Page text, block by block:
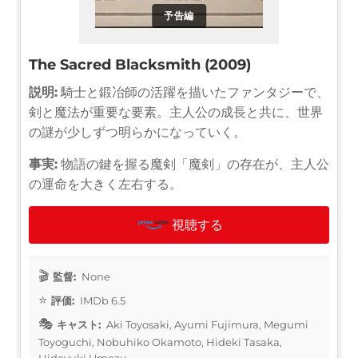
予告編
The Sacred Blacksmith (2009)
説明: 騎士と鍛冶師の活躍を描いたファンタジーで、
剣と魔法が重要な要素。主人公の成長と共に、世界
の謎が少しずつ明らかになっていく。
事実: 物語の鍵を握る魔剣「魔剣」の存在が、主人公
の運命を大きく左右する。
視聴する
監督: None
評価: IMDb 6.5
キャスト: Aki Toyosaki, Ayumi Fujimura, Megumi
Toyoguchi, Nobuhiko Okamoto, Hideki Tasaka,